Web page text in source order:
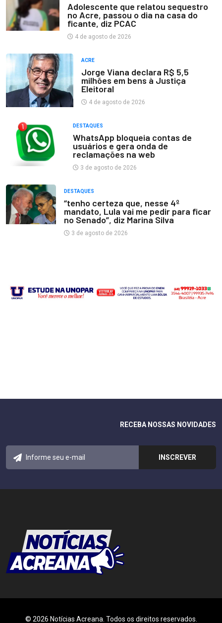
Adolescente que relatou sequestro
no Acre, passou o dia na casa do
ficante, diz PCAC
4 de agosto de 2026
ACRE
Jorge Viana declara R$ 5,5
milhões em bens à Justiça
Eleitoral
4 de agosto de 2026
DESTAQUES
WhatsApp bloqueia contas de
usuários e gera onda de
reclamações na web
3 de agosto de 2026
DESTAQUES
“tenho certeza que, nesse 4º
mandato, Lula vai me pedir para ficar
no Senado”, diz Marina Silva
3 de agosto de 2026
RECEBA NOSSAS NOVIDADES
© 2026 Notícias Acreana. Todos os direitos reservados.